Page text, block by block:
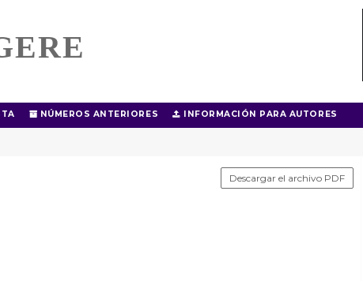
NÚMEROS ANTERIORES INFORMACIÓN PARA AUTORES
Descargar el archivo PDF